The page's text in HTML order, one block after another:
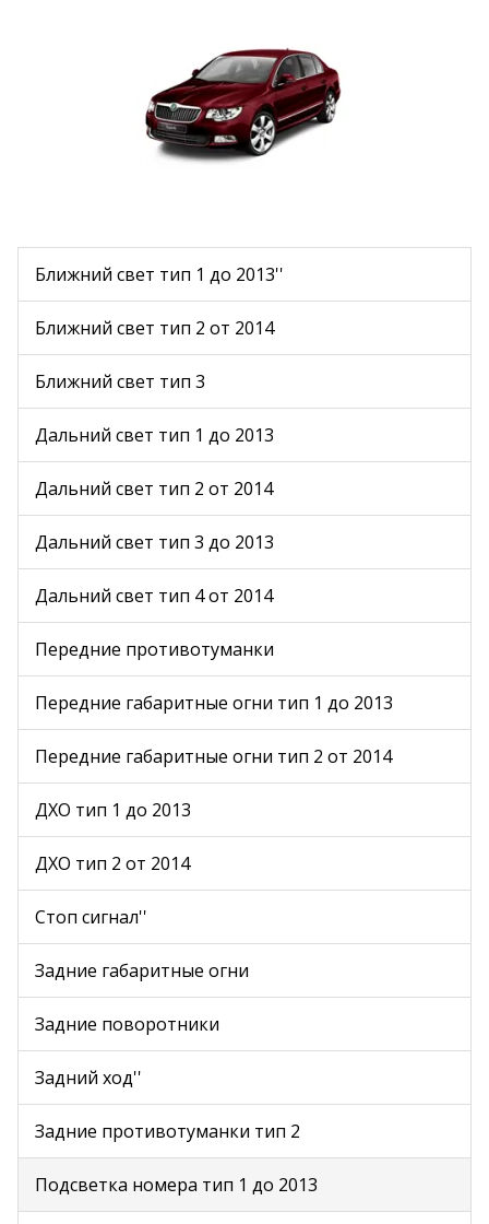
Ближний свет тип 1 до 2013''
Ближний свет тип 2 от 2014
Ближний свет тип 3
Дальний свет тип 1 до 2013
Дальний свет тип 2 от 2014
Дальний свет тип 3 до 2013
Дальний свет тип 4 от 2014
Передние противотуманки
Передние габаритные огни тип 1 до 2013
Передние габаритные огни тип 2 от 2014
ДХО тип 1 до 2013
ДХО тип 2 от 2014
Стоп сигнал''
Задние габаритные огни
Задние поворотники
Задний ход''
Задние противотуманки тип 2
Подсветка номера тип 1 до 2013